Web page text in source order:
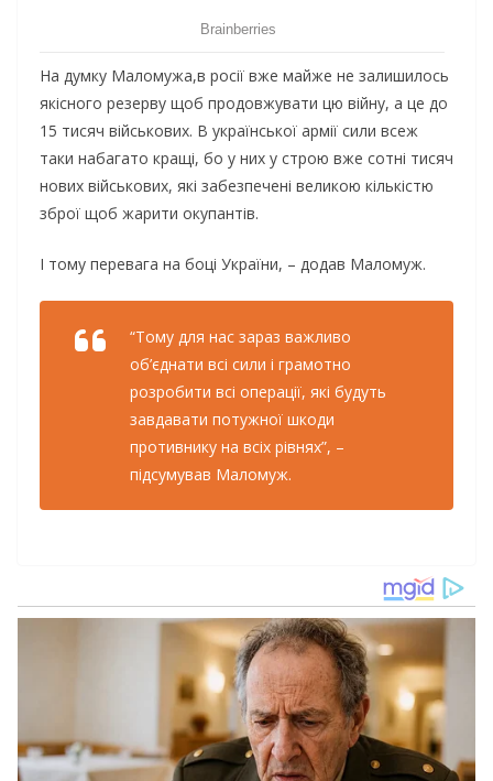
На думку Маломужа,в росії вже майже не залишилось
якісного резерву щоб продовжувати цю війну, а це до
15 тисяч військових. В української армії сили всеж
таки набагато кращі, бо у них у строю вже сотні тисяч
нових військових, які забезпечені великою кількістю
зброї щоб жарити окупантів.
І тому перевага на боці України, – додав Маломуж.
“Тому для нас зараз важливо
об’єднати всі сили і грамотно
розробити всі операції, які будуть
завдавати потужної шкоди
противнику на всіх рівнях”, –
підсумував Маломуж.